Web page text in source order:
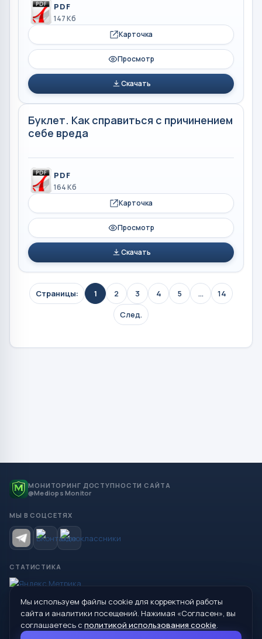
PDF
147 Кб
Карточка
Просмотр
Скачать
Буклет. Как справиться с причинением
себе вреда
PDF
164 Кб
Карточка
Просмотр
Скачать
Страницы: 1 2 3 4 5 ...
14
След.
МОНИТОРИНГ ДОСТУПНОСТИ САЙТА
@Mediops Monitor
МЫ В СОЦСЕТЯХ
СТАТИСТИКА
© 2026 Управление образования Администрации МО
Сухой Лог
624800, Свердловская область, г. Сухой Лог, ул. Кирова, дом 7
Мы используем файлы cookie для корректной работы
сайта и аналитики посещений. Нажимая «Согласен», вы
соглашаетесь с политикой использования cookie.